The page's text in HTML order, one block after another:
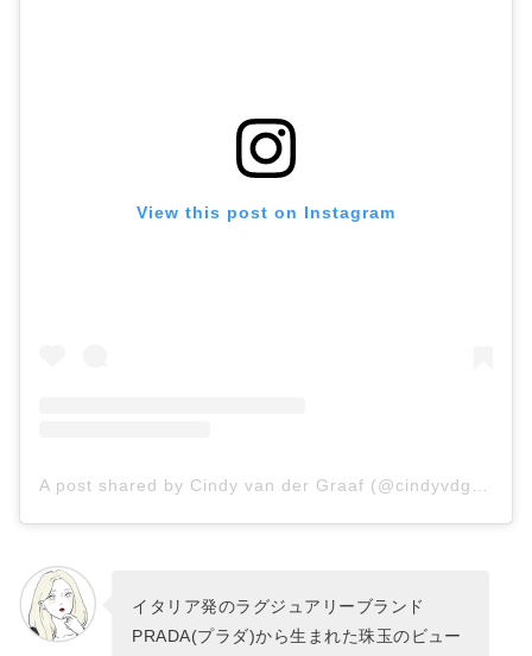
View this post on Instagram
イタリア発のラグジュアリーブランド
PRADA(プラダ)から生まれた珠玉のビュー